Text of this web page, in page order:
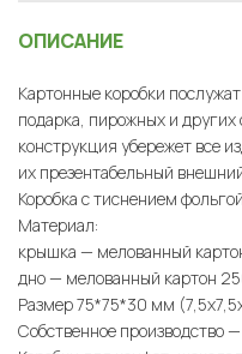
ОПИСАНИЕ
Картонные коробки
подарка, пирожных и
конструкция убережет все
их презентабельный
Коробка с тиснением фольгой
Материал:
крышка — мелованный
дно — мелованный картон
Размер 75*75*30 мм
Собственное производство